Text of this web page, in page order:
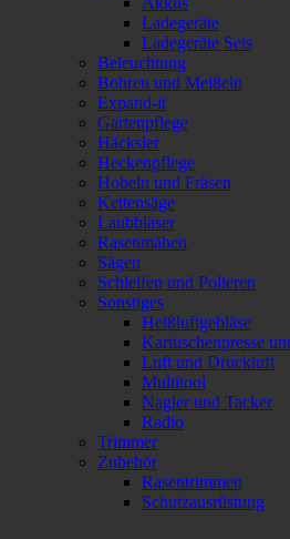
Ladegeräte
Ladegeräte Sets
Beleuchtung
Bohren und Meißeln
Expand-it
Gartenpflege
Häcksler
Heckenpflege
Hobeln und Fräsen
Kettensäge
Laubbläser
Rasenmähen
Sägen
Schleifen und Polieren
Sonstiges
Heißluftgebläse
Kartuschenpresse
Luft und Druckluft
Multitool
Nagler und Tacker
Radio
Trimmer
Zubehör
Rasentrimmen
Schutzausrüstung